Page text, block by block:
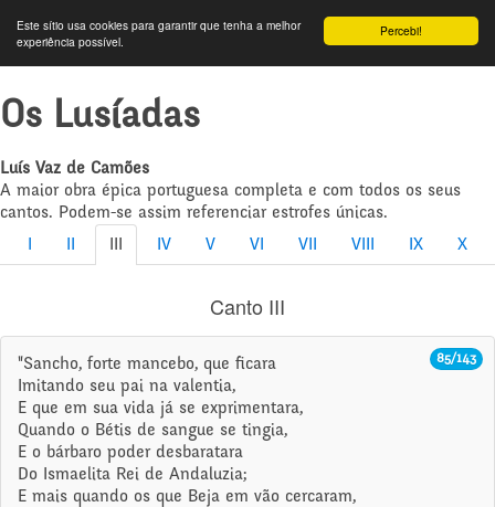
Percebi!
Este sítio usa cookies para garantir que tenha a melhor
experiência possível.
Os Lusíadas
Luís Vaz de Camões
A maior obra épica portuguesa completa e com todos os seus
cantos. Podem-se assim referenciar estrofes únicas.
IV V VI VII VIII IX X
Canto III
85/143
"Sancho, forte mancebo, que ficara
Imitando seu pai na valentia,
E que em sua vida já se exprimentara,
Quando o Bétis de sangue se tingia,
E o bárbaro poder desbaratara
Do Ismaelita Rei de Andaluzia;
E mais quando os que Beja em vão cercaram,